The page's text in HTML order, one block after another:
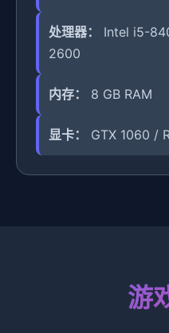
处理器：
Intel i5-
2600
内存： 8 GB RAM
显卡： GTX 1060 /
游